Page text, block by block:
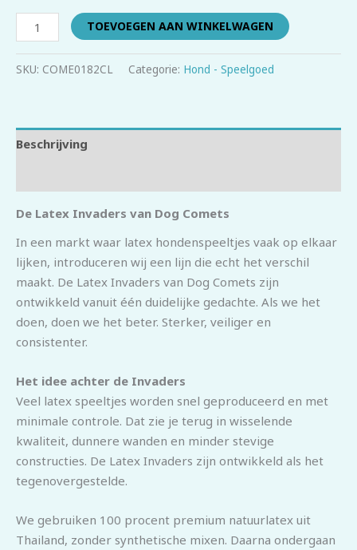
TOEVOEGEN AAN WINKELWAGEN
SKU: COME0182CL Categorie: Hond - Speelgoed
Beschrijving
De Latex Invaders van Dog Comets
In een markt waar latex hondenspeeltjes vaak op elkaar
lijken, introduceren wij een lijn die echt het verschil
maakt. De Latex Invaders van Dog Comets zijn
ontwikkeld vanuit één duidelijke gedachte. Als we het
doen, doen we het beter. Sterker, veiliger en
consistenter.
Het idee achter de Invaders
Veel latex speeltjes worden snel geproduceerd en met
minimale controle. Dat zie je terug in wisselende
kwaliteit, dunnere wanden en minder stevige
constructies. De Latex Invaders zijn ontwikkeld als het
tegenovergestelde.
We gebruiken 100 procent premium natuurlatex uit
Thailand, zonder synthetische mixen. Daarna ondergaan